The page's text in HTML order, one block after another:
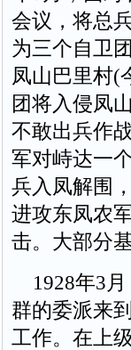
会议，将总
为三个自卫
凤山巴里村(
团将入侵凤
不敢出兵作
军对峙达一
兵入凤解围
进攻东凤农
击。大部分
1928年3月
群的委派来
工作。在上